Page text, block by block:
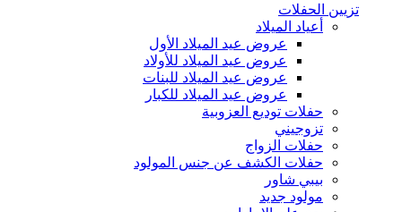
تزيين الحفلات
أعياد الميلاد
عروض عيد الميلاد الأول
عروض عيد الميلاد للأولاد
عروض عيد الميلاد للبنات
عروض عيد الميلاد للكبار
حفلات توديع العزوبية
تزوجيني
حفلات الزواج
حفلات الكشف عن جنس المولود
بيبي شاور
مولود جديد